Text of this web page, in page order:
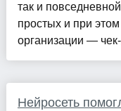
так и
простых и при
организации —
Нейросеть